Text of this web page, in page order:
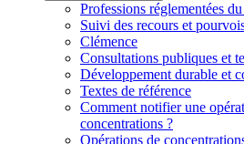
Professions réglementées
Suivi des recours et
Clémence
Consultations publiques et
Développement durable et
Textes de référence
Comment notifier une
concentrations ?
Opérations de